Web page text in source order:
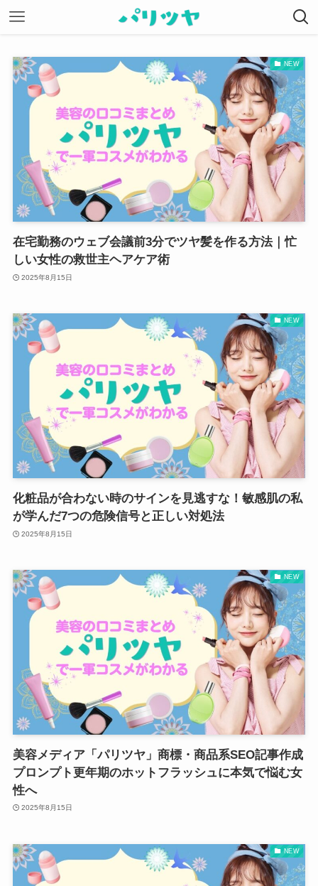
NEW
在宅勤務のウェブ会議前3分でツヤ髪を作る方法｜忙
しい女性の救世主ヘアケア術
2025年8月15日
NEW
化粧品が合わない時のサインを見逃すな！敏感肌の私
が学んだ7つの危険信号と正しい対処法
2025年8月15日
NEW
美容メディア「パリツヤ」商標・商品系SEO記事作成
プロンプト更年期のホットフラッシュに本気で悩む女
性へ
2025年8月15日
NEW